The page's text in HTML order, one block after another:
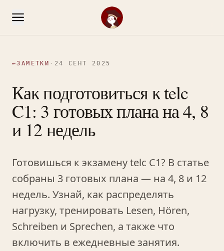
←ЗАМЕТКИ · 24 СЕНТ 2025
Как подготовиться к telc
C1: 3 готовых плана на 4, 8
и 12 недель
Готовишься к экзамену telc C1? В статье
собраны 3 готовых плана — на 4, 8 и 12
недель. Узнай, как распределять
нагрузку, тренировать Lesen, Hören,
Schreiben и Sprechen, а также что
включить в ежедневные занятия.